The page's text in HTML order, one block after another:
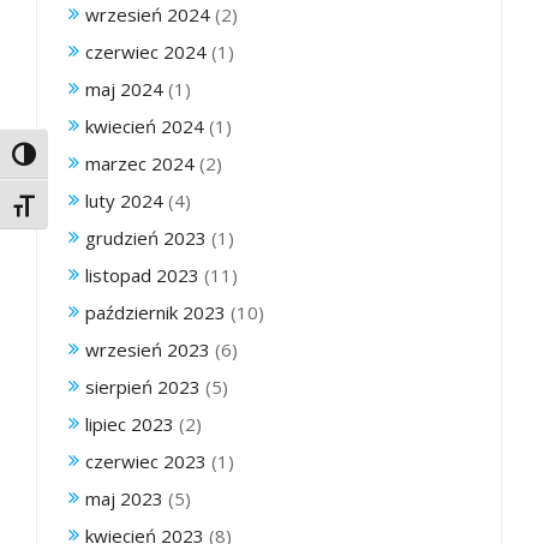
Toggle High Contrast
Toggle Font size
wrzesień 2024 (2)
czerwiec 2024 (1)
maj 2024 (1)
kwiecień 2024 (1)
marzec 2024 (2)
luty 2024 (4)
grudzień 2023 (1)
listopad 2023 (11)
październik 2023 (10)
wrzesień 2023 (6)
sierpień 2023 (5)
lipiec 2023 (2)
czerwiec 2023 (1)
maj 2023 (5)
kwiecień 2023 (8)